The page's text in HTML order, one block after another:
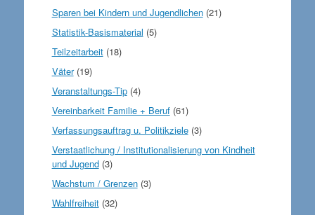
Sparen bei Kindern und Jugendlichen(21)
Statistik-Basismaterial (5)
Teilzeitarbeit(18)
Väter(19)
Veranstaltungs-Tip(4)
Vereinbarkeit Familie + Beruf(61)
Verfassungsauftrag u. Politikziele(3)
Verstaatlichung / Institutionalisierung von Kindheit
und Jugend(3)
Wachstum / Grenzen(3)
Wahlfreiheit(32)